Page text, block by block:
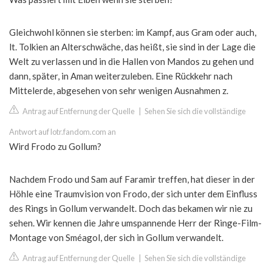
Gleichwohl können sie sterben: im Kampf, aus Gram oder auch,
lt. Tolkien an Alterschwäche, das heißt, sie sind in der Lage die
Welt zu verlassen und in die Hallen von Mandos zu gehen und
dann, später, in Aman weiterzuleben. Eine Rückkehr nach
Mittelerde, abgesehen von sehr wenigen Ausnahmen z.
Antrag auf Entfernung der Quelle Sehen Sie sich die vollständige
Antwort auf lotr.fandom.com an
Wird Frodo zu Gollum?
Nachdem Frodo und Sam auf Faramir treffen, hat dieser in der
Höhle eine Traumvision von Frodo, der sich unter dem Einfluss
des Rings in Gollum verwandelt. Doch das bekamen wir nie zu
sehen. Wir kennen die Jahre umspannende Herr der Ringe-Film-
Montage von Sméagol, der sich in Gollum verwandelt.
Antrag auf Entfernung der Quelle Sehen Sie sich die vollständige